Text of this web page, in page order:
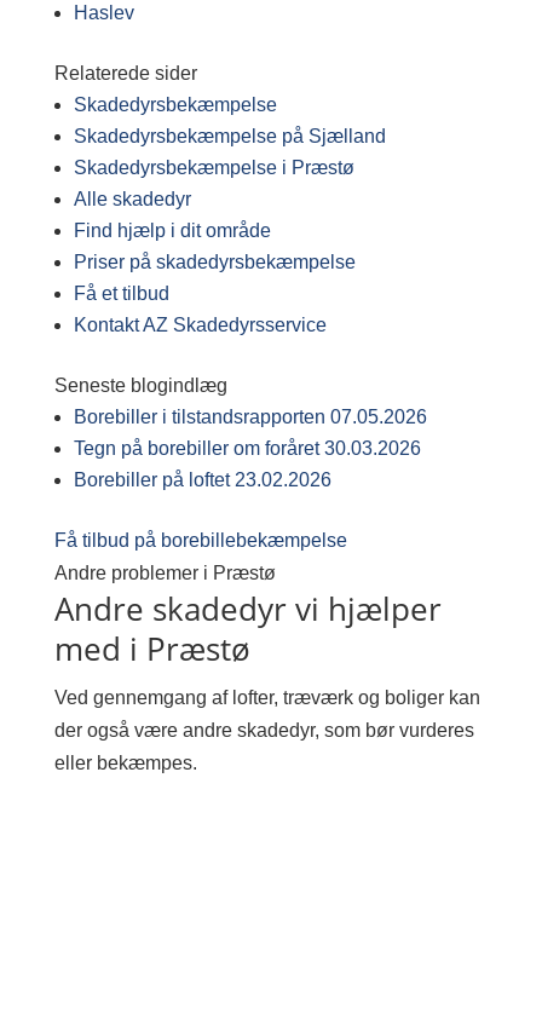
Haslev
Relaterede sider
Skadedyrsbekæmpelse
Skadedyrsbekæmpelse på Sjælland
Skadedyrsbekæmpelse i Præstø
Alle skadedyr
Find hjælp i dit område
Priser på skadedyrsbekæmpelse
Få et tilbud
Kontakt AZ Skadedyrsservice
Seneste blogindlæg
Borebiller i tilstandsrapporten 07.05.2026
Tegn på borebiller om foråret 30.03.2026
Borebiller på loftet 23.02.2026
Få tilbud på borebillebekæmpelse
Andre problemer i Præstø
Andre skadedyr vi hjælper
med i Præstø
Ved gennemgang af lofter, træværk og boliger kan
der også være andre skadedyr, som bør vurderes
eller bekæmpes.